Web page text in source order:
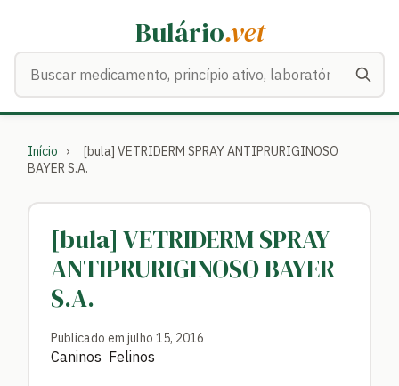
Bulário.vet
Início ›
[bula] VETRIDERM SPRAY ANTIPRURIGINOSO
BAYER S.A.
[bula] VETRIDERM SPRAY
ANTIPRURIGINOSO BAYER
S.A.
Publicado em julho 15, 2016
Caninos Felinos